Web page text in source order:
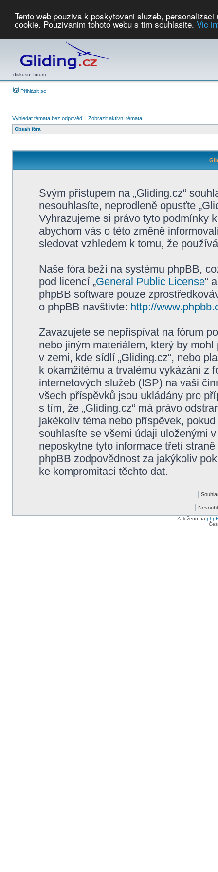
Tento web pouziva k poskytovani sluzeb,
cookie. Pouzivanim tohoto webu s tim souhlasite. Vic
diskusní fórum
Přihlásit se
Vyhledat témata bez odpovědí | Zobrazit aktivní témata
Obsah fóra
Svým přístupem na „Gliding.cz“
nesouhlasíte, neprodleně opusťte
Vyhrazujeme si právo tyto podmínky
abychom vás o této změně
sledovat vzhledem k tomu, že
Naše fóra beží na systému phpBB,
pod licencí „General Public License“
phpBB software pouze
o phpBB navštivte: http://
Zavazujete se nepřispívat na fórum
nebo jiným materiálem, který by
v zemi, kde sídlí „Gliding.cz“, nebo
k okamžitému a trvalému vykázání z
internetových služeb (ISP) na vaši
všech příspěvků jsou ukládány pro
s tím, že „Gliding.cz“ má právo
jakékoliv téma nebo příspěvek,
souhlasíte se všemi údaji uloženými
neposkytne tyto informace třetí
phpBB zodpovědnost za jakýkoliv
ke kompromitaci těchto dat.
Založeno na